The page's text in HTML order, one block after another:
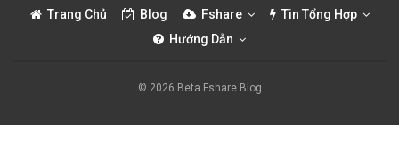
Trang Chủ Blog Fshare
Tin Tổng Hợp
Hướng Dẫn
© 2026 Beta Fshare Blog